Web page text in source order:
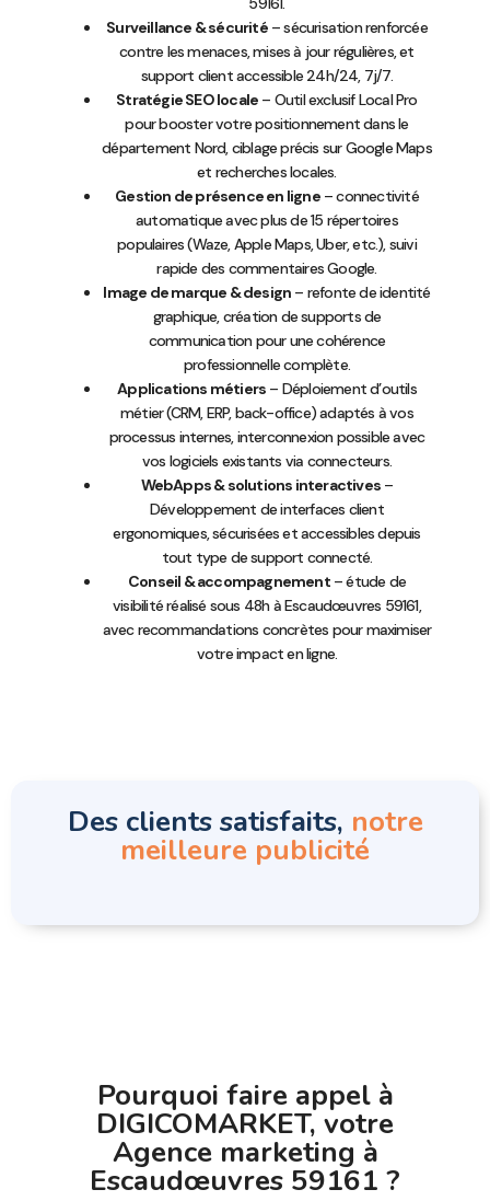
Surveillance & sécurité– sécurisation renforcée
contre les menaces, mises à jour régulières, et
support client accessible 24h/24, 7j/7.
Stratégie SEO locale – Outil exclusif Local Pro
pour booster votre positionnement dans le
département Nord, ciblage précis sur Google Maps
et recherches locales.
Gestion de présence en ligne– connectivité
automatique avec plus de 15 répertoires
populaires (Waze, Apple Maps, Uber, etc.), suivi
rapide des commentaires Google.
Image de marque & design – refonte de identité
graphique, création de supports de
communication pour une cohérence
professionnelle complète.
Applications métiers – Déploiement d’outils
métier (CRM, ERP, back-office) adaptés à vos
processus internes, interconnexion possible avec
vos logiciels existants via connecteurs.
WebApps & solutions interactives –
Développement de interfaces client
ergonomiques, sécurisées et accessibles depuis
tout type de support connecté.
Conseil & accompagnement– étude de
visibilité réalisé sous 48h à Escaudœuvres 59161,
avec recommandations concrètes pour maximiser
votre impact en ligne.
Des clients satisfaits, notre
meilleure publicité
Pourquoi faire appel à
DIGICOMARKET, votre
Agence marketing à
Escaudœuvres 59161 ?